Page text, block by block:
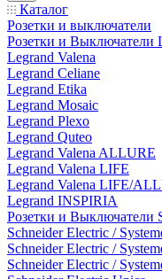
Каталог
Розетки и выключатели
Розетки и Выключатели
Legrand Valena
Legrand Celiane
Legrand Etika
Legrand Mosaic
Legrand Plexo
Legrand Quteo
Legrand Valena ALLURE
Legrand Valena LIFE
Legrand Valena LIFE/
Legrand INSPIRIA
Розетки и Выключатели
Schneider Electric /
Schneider Electric /
Schneider Electric /